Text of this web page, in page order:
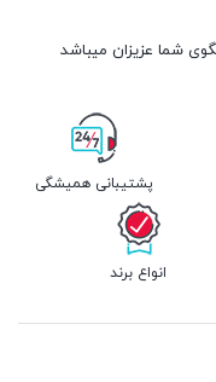
پشتیبانی همیشگی
انواع برند